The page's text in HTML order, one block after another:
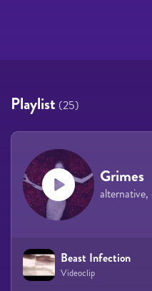
Playlist (25)
Grimes
Beast Infection
Videoclip